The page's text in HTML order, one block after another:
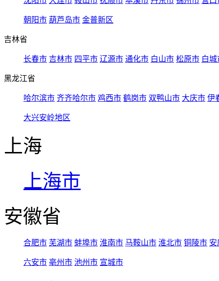
朝阳市 葫芦岛市 金普新区
吉林省
长春市 吉林市 四平市 辽源市 通化市 白山市 松原市 白城
黑龙江省
哈尔滨市 齐齐哈尔市 鸡西市 鹤岗市 双鸭山市 大庆市 伊
大兴安岭地区
上海
上海市
安徽省
合肥市 芜湖市 蚌埠市 淮南市 马鞍山市 淮北市 铜陵市 安
六安市 亳州市 池州市 宣城市